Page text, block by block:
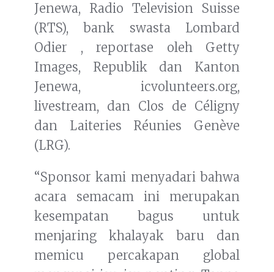
Jenewa, Radio Television Suisse
(RTS), bank swasta Lombard
Odier , reportase oleh Getty
Images, Republik dan Kanton
Jenewa, icvolunteers.org,
livestream, dan Clos de Céligny
dan Laiteries Réunies Genève
(LRG).
“Sponsor kami menyadari bahwa
acara semacam ini merupakan
kesempatan bagus untuk
menjaring khalayak baru dan
memicu percakapan global